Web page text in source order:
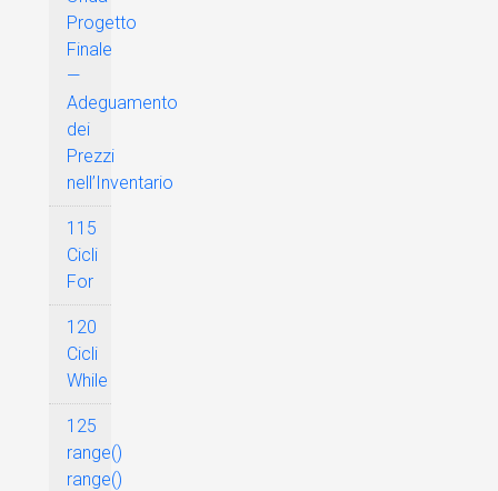
Progetto
Finale
—
Adeguamento
dei
Prezzi
nell’Inventario
115
Cicli
For
120
Cicli
While
125
range()
range()